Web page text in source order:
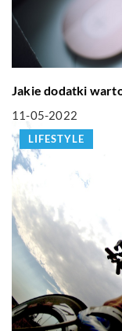
Jakie dodatki
11-05-2022
LIFESTYLE